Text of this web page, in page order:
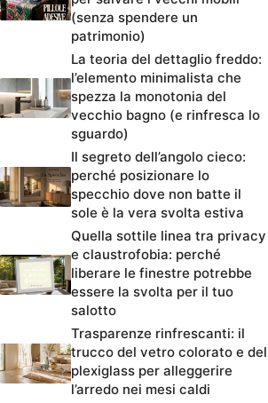
(senza spendere un
patrimonio)
La teoria del dettaglio freddo:
l’elemento minimalista che
spezza la monotonia del
vecchio bagno (e rinfresca lo
sguardo)
Il segreto dell’angolo cieco:
perché posizionare lo
specchio dove non batte il
sole è la vera svolta estiva
Quella sottile linea tra privacy
e claustrofobia: perché
liberare le finestre potrebbe
essere la svolta per il tuo
salotto
Trasparenze rinfrescanti: il
trucco del vetro colorato e del
plexiglass per alleggerire
l’arredo nei mesi caldi